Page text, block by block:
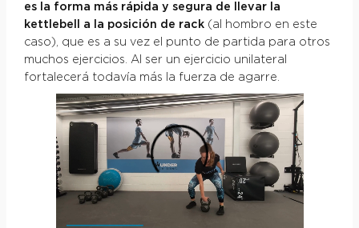
es la forma más rápida y segura de llevar la
kettlebell a la posición de rack (al hombro en este
caso), que es a su vez el punto de partida para otros
muchos ejercicios. Al ser un ejercicio unilateral
fortalecerá todavía más la fuerza de agarre.